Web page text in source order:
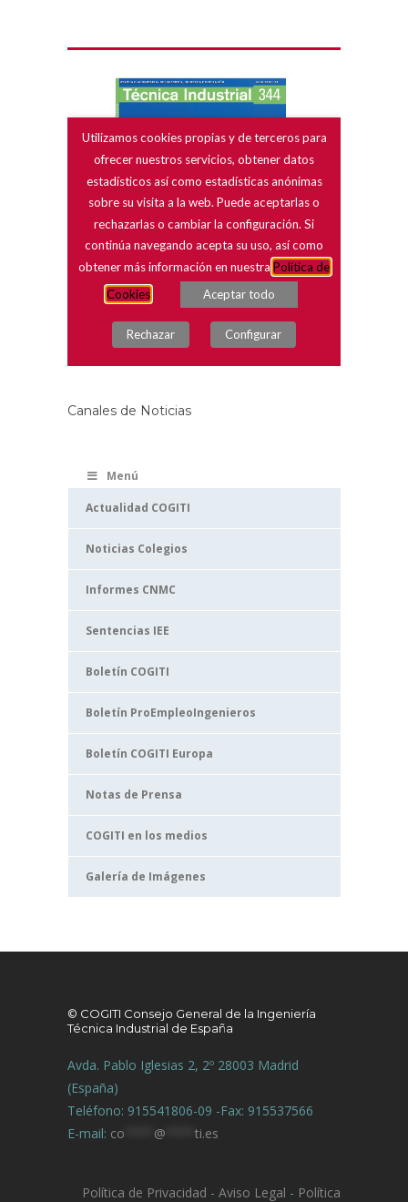
Canales de Noticias
Menú
Actualidad COGITI
Noticias Colegios
Informes CNMC
Sentencias IEE
Boletín COGITI
Boletín ProEmpleoIngenieros
Boletín COGITI Europa
Notas de Prensa
COGITI en los medios
Galería de Imágenes
© COGITI Consejo General de la Ingeniería
Técnica Industrial de España
Avda. Pablo Iglesias 2, 2º 28003 Madrid
(España)
Teléfono: 915541806-09 -Fax: 915537566
E-mail: co @ ti.es
Política de Privacidad - Aviso Legal - Política